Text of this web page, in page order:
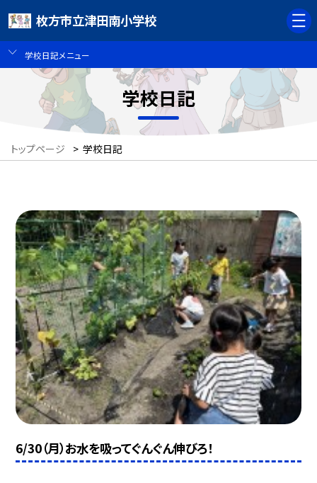
枚方市立津田南小学校
学校日記メニュー
学校日記
トップページ > 学校日記
6/30（月）お水を吸ってぐんぐん伸びろ！